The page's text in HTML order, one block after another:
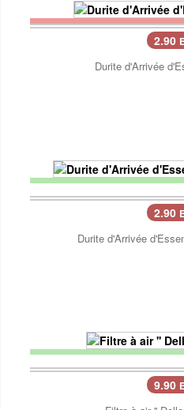
2.90
Durite d'Arrivée
2.90
Durite d'Arrivée
9.90